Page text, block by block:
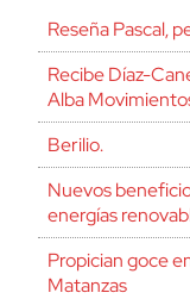
Reseña Pascal,
Recibe Díaz-
Alba
Berilio.
Nuevos
energías
Propician goce
Matanzas